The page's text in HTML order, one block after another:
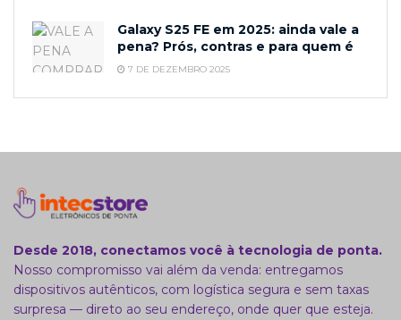
Galaxy S25 FE em 2025: ainda vale a
pena? Prós, contras e para quem é
7 DE DEZEMBRO 2025
Desde 2018, conectamos você à tecnologia de ponta.
Nosso compromisso vai além da venda: entregamos
dispositivos autênticos, com logística segura e sem taxas
surpresa — direto ao seu endereço, onde quer que esteja.